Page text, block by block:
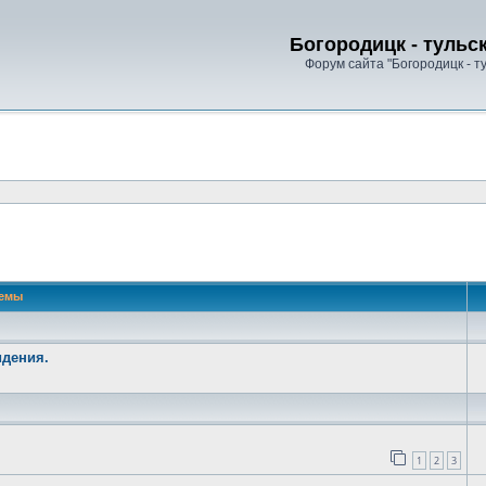
Богородицк -
Форум сайта "Богородицк -
1 2 3